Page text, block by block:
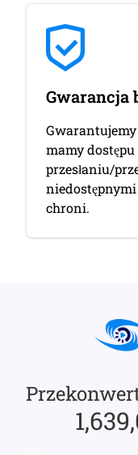
Gwarancja
mamy
przesłaniu/
chroni.